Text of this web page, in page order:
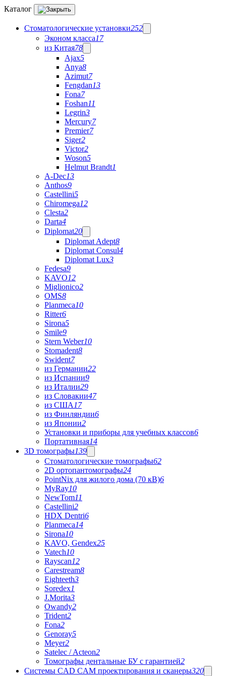
Каталог
Стоматологические установки252
Эконом класса17
из Китая78
Ajax5
Anya8
Azimut7
Fengdan13
Fona7
Foshan11
Legrin3
Mercury7
Premier7
Siger2
Victor2
Woson5
Helmut Brandt1
A-Dec13
Anthos9
Castellini5
Chiromega12
Clesta2
Darta4
Diplomat20
Diplomat Adept8
Diplomat Consul4
Diplomat Lux3
Fedesa9
KAVO12
Miglionico2
OMS8
Planmeca10
Ritter6
Sirona5
Smile9
Stern Weber10
Stomadent8
Swident7
из Германии22
из Испании9
из Италии29
из Словакии47
из США 17
из Финляндии6
из Японии2
Установки и приборы для учебных классов6
Портативная14
3D томографы139
Стоматологические томографы62
2D ортопантомографы24
PointNix для жилого дома (70 кВ)6
MyRay10
NewTom11
Castellini2
HDX Dentri6
Planmeca14
Sirona10
KAVO, Gendex25
Vatech10
Rayscan12
Carestream8
Eighteeth3
Soredex1
J.Morita3
Owandy2
Trident2
Fona2
Genoray5
Meyer2
Satelec / Acteon2
Томографы дентальные БУ с гарантией2
Системы CAD CAM проектирования и сканеры320